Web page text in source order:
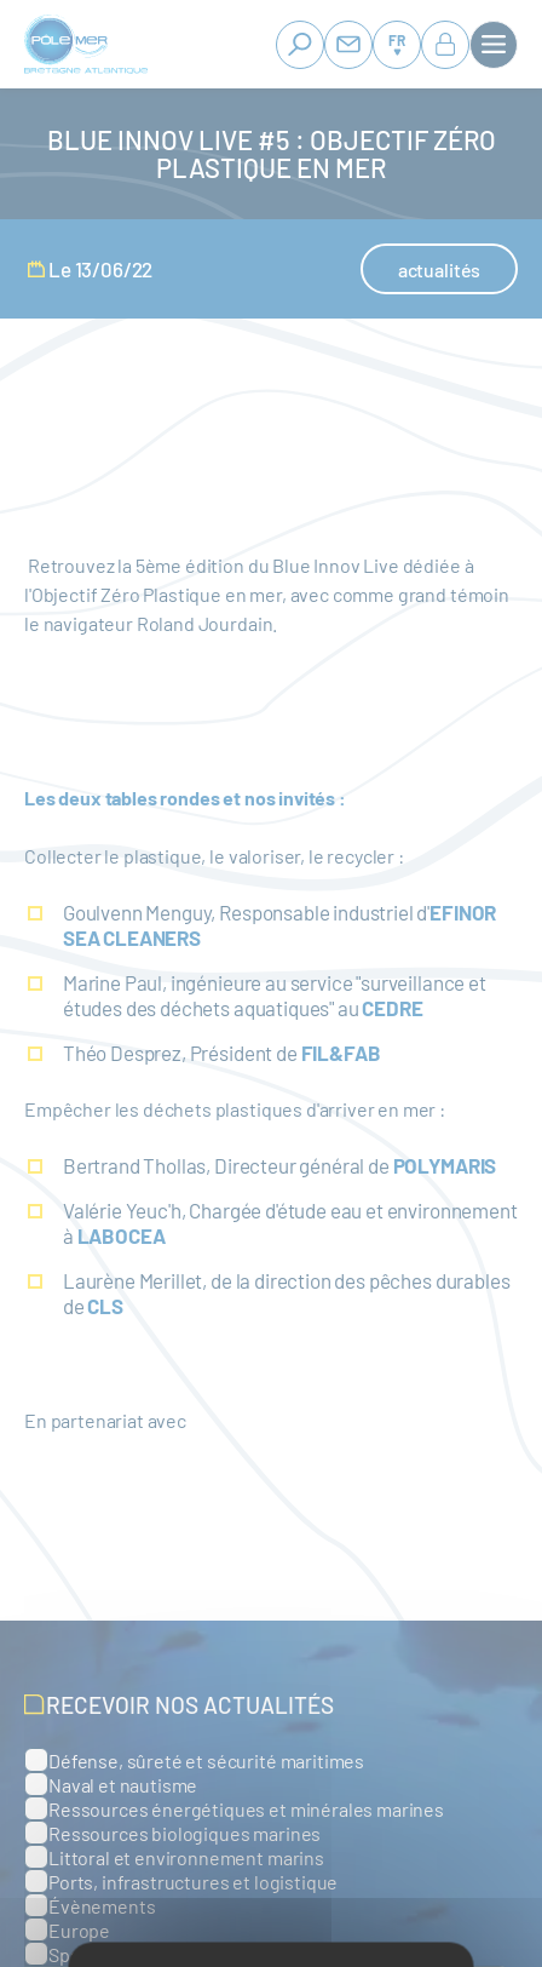
Panneau de gestion des cookies
Aller
contenu
FR
BLUE INNOV LIVE #5 : OBJECTIF ZÉRO
PLASTIQUE EN MER
Le 13/06/22 actualités
Retrouvez la 5ème édition du Blue Innov Live dédiée à
l'Objectif Zéro Plastique en mer, avec comme grand témoin
le navigateur Roland Jourdain.
Les deux tables rondes et nos invités :
Collecter le plastique, le valoriser, le recycler :
Goulvenn Menguy, Responsable industriel d'EFINOR
SEA CLEANERS
Marine Paul, ingénieure au service "surveillance et
études des déchets aquatiques" auCEDRE
Théo Desprez, Président de FIL&FAB
Empêcher les déchets plastiques d'arriver en mer :
Bertrand Thollas, Directeur général de POLYMARIS
Valérie Yeuc'h, Chargée d'étude eau et environnement
à LABOCEA
Laurène Merillet, de la direction des pêches durables
deCLS
En partenariat avec
RECEVOIR NOS ACTUALITÉS
Catégories
Défense, sûreté et sécurité maritimes
Naval et nautisme
Ressources énergétiques et minérales marines
Ressources biologiques marines
Littoral et environnement marins
Ports, infrastructures et logistique
Évènements
Europe
Spatial